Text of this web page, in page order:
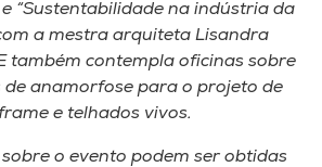
“Sustentabilidade na indústria da
a mestra arquiteta Lisandra
também contempla oficinas sobre
de anamorfose para o projeto de
e telhados vivos.
o evento podem ser obtidas